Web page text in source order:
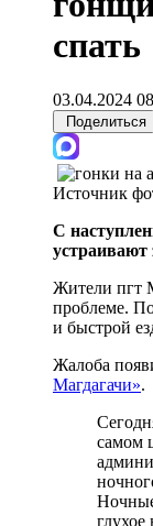
спать
03.04.2024
Поделиться
Источник
С
устраивают
Жители пгт
проблеме.
и быстрой
Жалоба
Магдагачи».
самом